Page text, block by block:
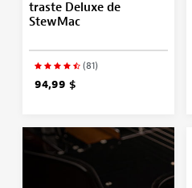
traste Deluxe de
StewMac
(81)
94,99 $